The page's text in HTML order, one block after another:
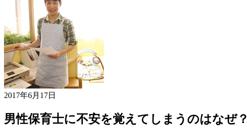
2017年6月17日
男性保育士に不安を覚えてしまうのはなぜ？